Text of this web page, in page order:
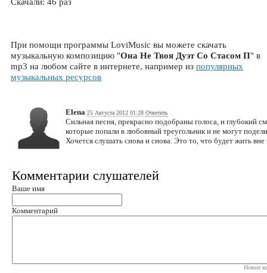
При помощи программы LoviMusic вы можете скачать
музыкальную композицию "Она Не Твоя Дуэт Со Стасом П" в
mp3 на любом сайте в интернете, например из популярных
музыкальных ресурсов
Elena 25 Августа 2012 01:28 Ответить
Сильная песня, прекрасно подобраны голоса, и глубокий
которые попали в любовный треугольник и не могут
Хочется слушать снова и снова. Это то, что будет жить
Комментарии слушателей
Ваше имя
Комментарий
Новые